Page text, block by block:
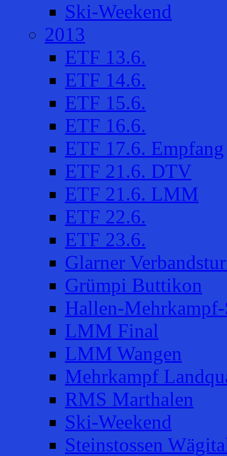
Ski-Weekend
2013
ETF 13.6.
ETF 14.6.
ETF 15.6.
ETF 16.6.
ETF 17.6. Empfang
ETF 21.6. DTV
ETF 21.6. LMM
ETF 22.6.
ETF 23.6.
Glarner
Grümpi Buttikon
Hallen-
LMM Final
LMM Wangen
Mehrkampf
RMS Marthalen
Ski-Weekend
Steinstossen